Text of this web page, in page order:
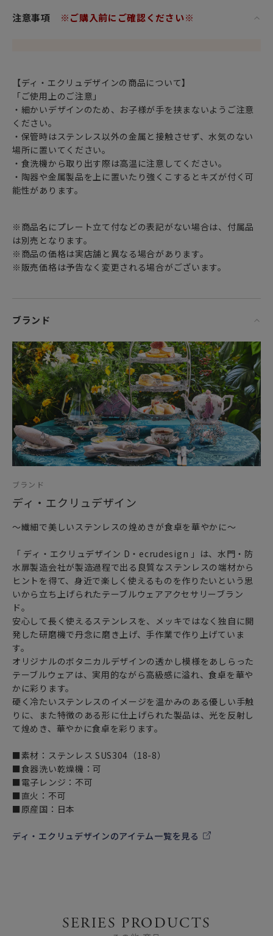
ットになっております。
もぴったりです。
※全て手作業で仕上げられておりますので、多少の違いは予
めご了承ください。
注意事項 ※ご購入前にご確認ください※
【ディ・エクリュデザインの商品について】
「ご使用上のご注意」
・細かいデザインのため、お子様が手を挟まないようご注意
ください。
・保管時はステンレス以外の金属と接触させず、水気のない
場所に置いてください。
・食洗機から取り出す際は高温に注意してください。
・陶器や金属製品を上に置いたり強くこするとキズが付く可
能性があります。
※商品名にプレート立て付などの表記がない場合は、付属品
は別売となります。
※商品の価格は実店舗と異なる場合があります。
※販売価格は予告なく変更される場合がございます。
ブランド
ブランド
ディ・エクリュデザイン
～繊細で美しいステンレスの煌めきが食卓を華やかに～
「 ディ・エクリュデザイン D・ecrudesign 」は、水門・防
水扉製造会社が製造過程で出る良質なステンレスの端材から
ヒントを得て、身近で楽しく使えるものを作りたいという思
いから立ち上げられたテーブルウェアアクセサリーブラン
ド。
安心して長く使えるステンレスを、メッキではなく独自に開
発した研磨機で丹念に磨き上げ、手作業で作り上げていま
す。
オリジナルのボタニカルデザインの透かし模様をあしらった
テーブルウェアは、実用的ながら高級感に溢れ、食卓を華や
かに彩ります。
硬く冷たいステンレスのイメージを温かみのある優しい手触
りに、また特徴のある形に仕上げられた製品は、光を反射し
て煌めき、華やかに食卓を彩ります。
■素材：ステンレス SUS304（18-8）
■食器洗い乾燥機：可
■電子レンジ：不可
■直火：不可
■原産国：日本
ディ・エクリュデザインのアイテム一覧を見る
SERIES PRODUCTS